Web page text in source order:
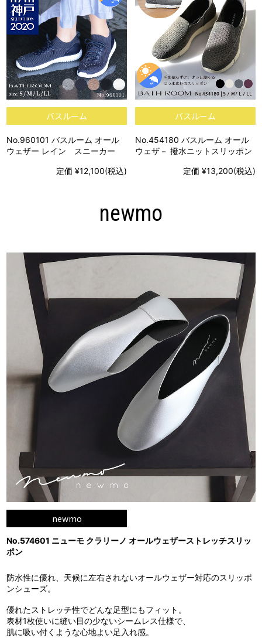
バスルーム
No.960101 バスルーム オール
ウェザー レイン スニーカー
定価 ¥12,100(税込)
バスルーム
No.454180 バスルーム オール
ウェザ－ 撥水ニットスリッポン
定価 ¥13,200(税込)
newmo
newmo
No.574601 ニューモ クラリーノ オールウェザーストレッチスリッ
ポン
防水性に優れ、天候に左右されないオールウェザー対応のスリッポ
ンシューズ。
優れたストレッチ性でどんな足型にもフィット。
表材1枚使いに縫い目の少ないシームレス仕様で、
肌に吸い付くような心地よい足入れ感。